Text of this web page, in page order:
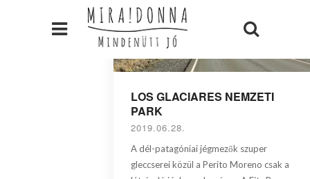
LOS GLACIARES NEMZETI
PARK
2019.06.28.
A dél-patagóniai jégmezők szuper
gleccserei közül a Perito Moreno csak a